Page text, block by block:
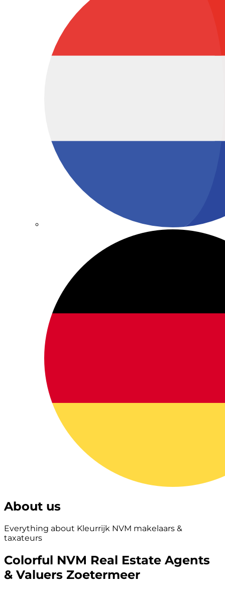
About us
Everything about Kleurrijk NVM makelaars &
taxateurs
Colorful NVM Real Estate Agents
& Valuers Zoetermeer